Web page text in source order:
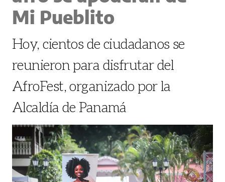
Mi Pueblito
Hoy, cientos de ciudadanos se
reunieron para disfrutar del
AfroFest, organizado por la
Alcaldía de Panamá